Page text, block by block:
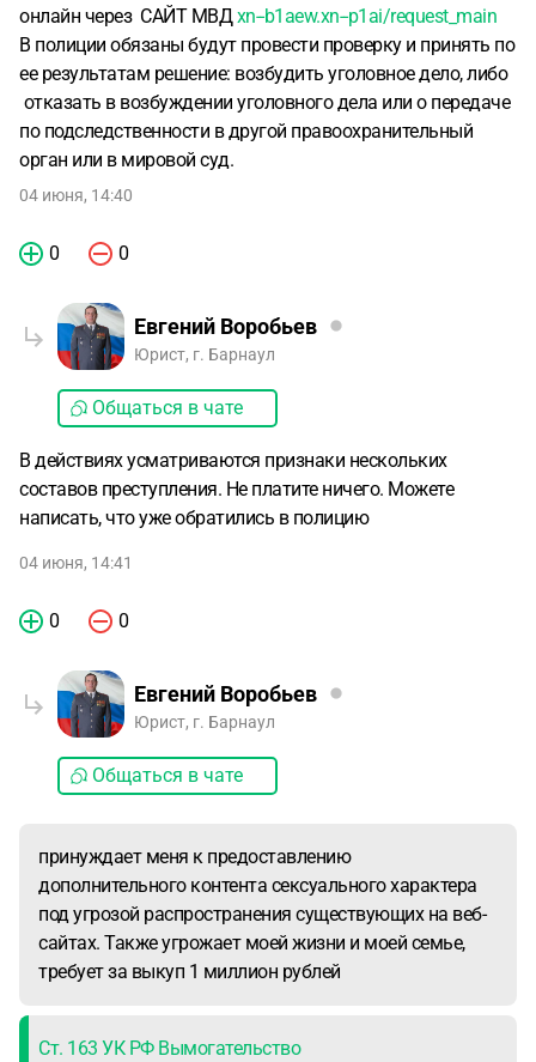
онлайн через САЙТ МВДxn--b1aew.xn--p1ai/request_main
В полиции обязаны будут провести проверку и принять по
ее результатам решение: возбудить уголовное дело, либо
отказать в возбуждении уголовного дела или о передаче
по подследственности в другой правоохранительный
орган или в мировой суд.
04 июня, 14:40
0 0
Евгений Воробьев
Юрист, г. Барнаул
Общаться в чате
В действиях усматриваются признаки нескольких
составов преступления. Не платите ничего. Можете
написать, что уже обратились в полицию
04 июня, 14:41
0 0
Евгений Воробьев
Юрист, г. Барнаул
Общаться в чате
принуждает меня к предоставлению
дополнительного контента сексуального характера
под угрозой распространения существующих на веб-
сайтах. Также угрожает моей жизни и моей семье,
требует за выкуп 1 миллион рублей
Ст. 163 УК РФ Вымогательство